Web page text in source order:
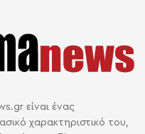
είναι ένας
χαρακτηριστικό του,